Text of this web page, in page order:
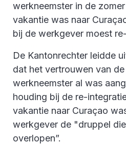
werkneemster in de
vakantie was naar
bij de werkgever moest
De Kantonrechter leidde
dat het vertrouwen van
werkneemster al was
houding bij de re-
vakantie naar Curaçao
werkgever de "druppel
overlopen”.